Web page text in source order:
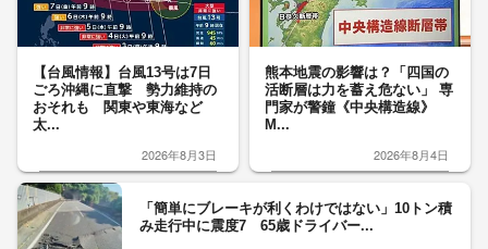
【台風情報】台風13号は7日
ごろ沖縄に直撃 勢力維持の
おそれも 関東や東海など
太...
2026年8月3日
熊本地震の影響は？「四国の
活断層は力を蓄え危ない」 専
門家が警鐘《中央構造線》
M...
2026年8月4日
「簡単にブレーキが利くわけではない」10トン積
み走行中に震度7 65歳ドライバー...